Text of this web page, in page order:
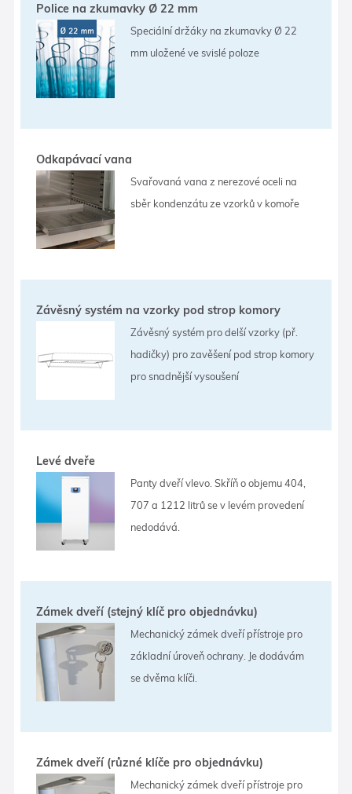
Police na zkumavky Ø 22 mm
Speciální držáky na zkumavky Ø 22
mm uložené ve svislé poloze
Odkapávací vana
Svařovaná vana z nerezové oceli na
sběr kondenzátu ze vzorků v komoře
Závěsný systém na vzorky pod strop komory
Závěsný systém pro delší vzorky (př.
hadičky) pro zavěšení pod strop komory
pro snadnější vysoušení
Levé dveře
Panty dveří vlevo. Skříň o objemu 404,
707 a 1212 litrů se v levém provedení
nedodává.
Zámek dveří (stejný klíč pro objednávku)
Mechanický zámek dveří přístroje pro
základní úroveň ochrany. Je dodávám
se dvěma klíči.
Zámek dveří (různé klíče pro objednávku)
Mechanický zámek dveří přístroje pro